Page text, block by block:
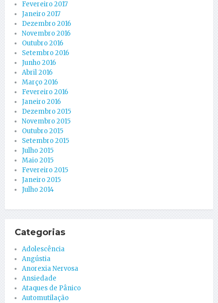
Fevereiro 2017
Janeiro 2017
Dezembro 2016
Novembro 2016
Outubro 2016
Setembro 2016
Junho 2016
Abril 2016
Março 2016
Fevereiro 2016
Janeiro 2016
Dezembro 2015
Novembro 2015
Outubro 2015
Setembro 2015
Julho 2015
Maio 2015
Fevereiro 2015
Janeiro 2015
Julho 2014
Categorias
Adolescência
Angústia
Anorexia Nervosa
Ansiedade
Ataques de Pânico
Automutilação